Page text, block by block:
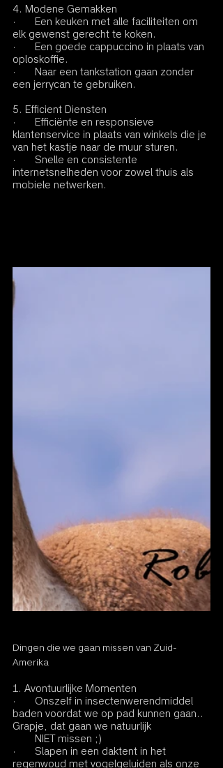
4. Modene Gemakken
·       Een keuken met alle faciliteiten om
elk gewenst gerecht te koken.
·       Een goede cappuccino in plaats van
oploskoffie.
·       Naar een tankstation gaan zonder
een jerrycan te gebruiken.
5. Efficient Diensten
·       Efficiënte en responsieve
klantenservice in plaats van winkels die je
van het kastje naar de muur sturen.
·       Snelle en consistente
internetsnelheden voor zowel thuis als
mobiele netwerken.
Dingen die we gaan missen van Zuid-
Amerika
1. Avontuurlijke Momenten
·       Onszelf in insectenwerendmiddel
baden voordat we op pad kunnen gaan..
Grapje, dat gaan we natuurlijk
        NIET missen ;)
·       Slapen in een daktent in het
regenwoud met vogelgeluiden als onze